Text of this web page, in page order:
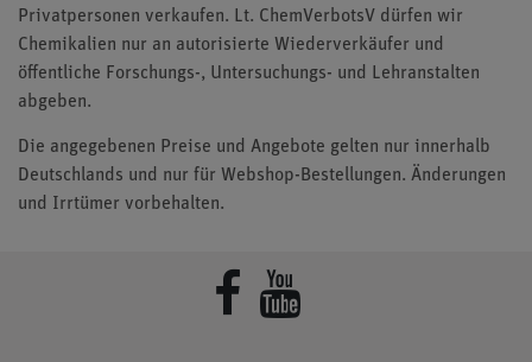
Privatpersonen verkaufen. Lt. ChemVerbotsV dürfen wir
Chemikalien nur an autorisierte Wiederverkäufer und
öffentliche Forschungs-, Untersuchungs- und Lehranstalten
abgeben.
Die angegebenen Preise und Angebote gelten nur innerhalb
Deutschlands und nur für Webshop-Bestellungen. Änderungen
und Irrtümer vorbehalten.